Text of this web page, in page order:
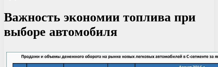
Важность экономии топлива при
выборе автомобиля